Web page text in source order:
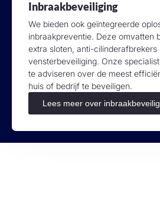
Inbraakbeveiliging
We bieden ook geïntegreerde
inbraakpreventie. Deze omvatten
extra sloten, anti-cilinderafbrekers
vensterbeveiliging. Onze
te adviseren over de meest
huis of bedrijf te beveiligen.
Lees meer over